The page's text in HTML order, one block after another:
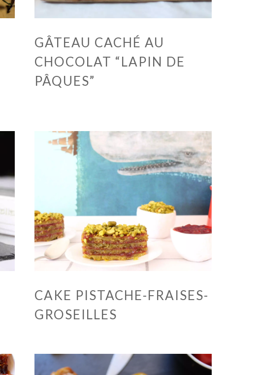
GÂTEAU CACHÉ AU
CHOCOLAT “LAPIN DE
PÂQUES”
CAKE PISTACHE-FRAISES-
GROSEILLES